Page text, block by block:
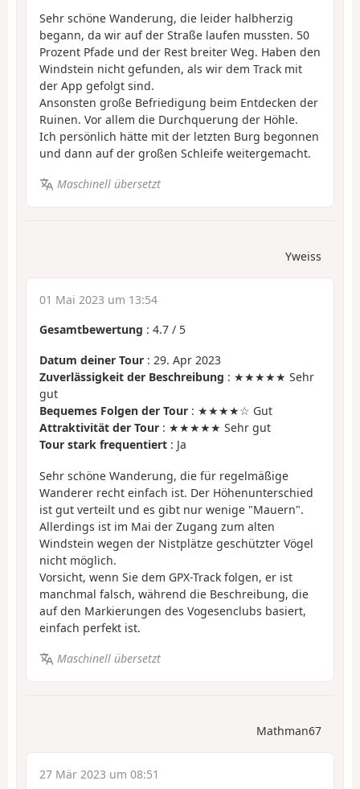
Sehr schöne Wanderung, die leider halbherzig
begann, da wir auf der Straße laufen mussten. 50
Prozent Pfade und der Rest breiter Weg. Haben den
Windstein nicht gefunden, als wir dem Track mit
der App gefolgt sind.
Ansonsten große Befriedigung beim Entdecken der
Ruinen. Vor allem die Durchquerung der Höhle.
Ich persönlich hätte mit der letzten Burg begonnen
und dann auf der großen Schleife weitergemacht.
Maschinell übersetzt
Yweiss
01 Mai 2023 um 13:54
Gesamtbewertung : 4.7 / 5
Datum deiner Tour : 29. Apr 2023
Zuverlässigkeit der Beschreibung : ★★★★★ Sehr
gut
Bequemes Folgen der Tour : ★★★★☆ Gut
Attraktivität der Tour : ★★★★★ Sehr gut
Tour stark frequentiert : Ja
Sehr schöne Wanderung, die für regelmäßige
Wanderer recht einfach ist. Der Höhenunterschied
ist gut verteilt und es gibt nur wenige "Mauern".
Allerdings ist im Mai der Zugang zum alten
Windstein wegen der Nistplätze geschützter Vögel
nicht möglich.
Vorsicht, wenn Sie dem GPX-Track folgen, er ist
manchmal falsch, während die Beschreibung, die
auf den Markierungen des Vogesenclubs basiert,
einfach perfekt ist.
Maschinell übersetzt
Mathman67
27 Mär 2023 um 08:51